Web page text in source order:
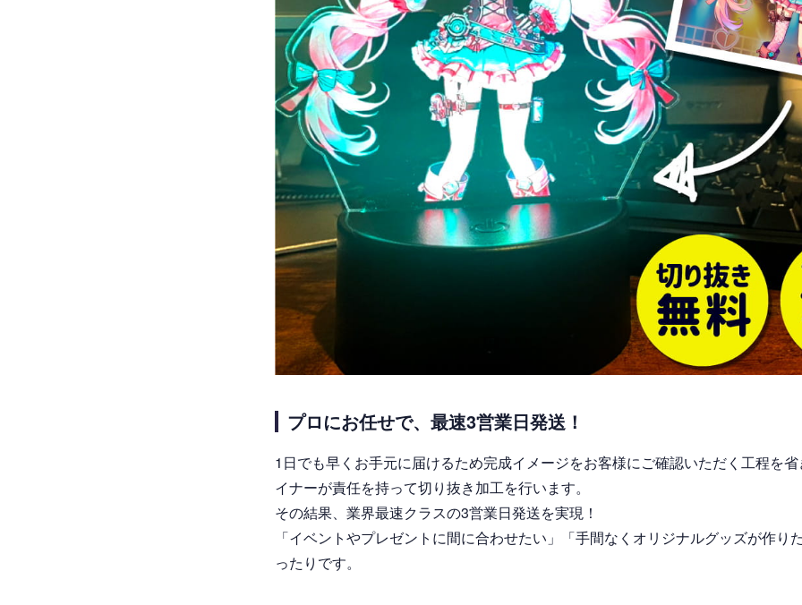
プロにお任せで、最速3営業日発送！
1日でも早くお手元に届けるため完成イメージをお客様にご確認いただく工程を
イナーが責任を持って切り抜き加工を行います。
その結果、業界最速クラスの3営業日発送を実現！
「イベントやプレゼントに間に合わせたい」「手間なくオリジナルグッズが作り
ったりです。